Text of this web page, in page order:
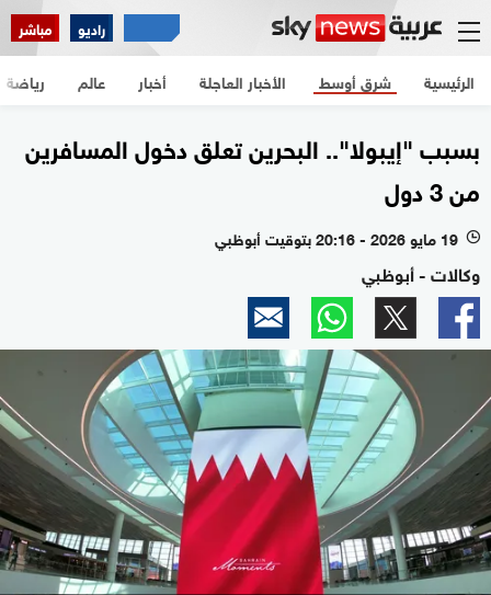
راديو مباشر
الرئيسية الأخبار العاجلة أخبار شرق أوسط عالم رياضة
بسبب "إيبولا".. البحرين تعلق دخول المسافرين
من 3 دول
l 19 مايو 2026 - 20:16 بتوقيت أبوظبي
وكالات - أبوظبي